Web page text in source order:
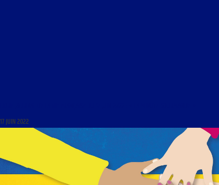
17 JUIN 2022